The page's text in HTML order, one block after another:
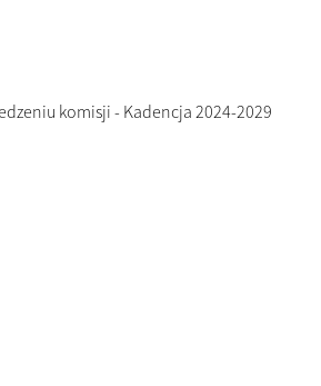
komisji - Kadencja 2024-2029